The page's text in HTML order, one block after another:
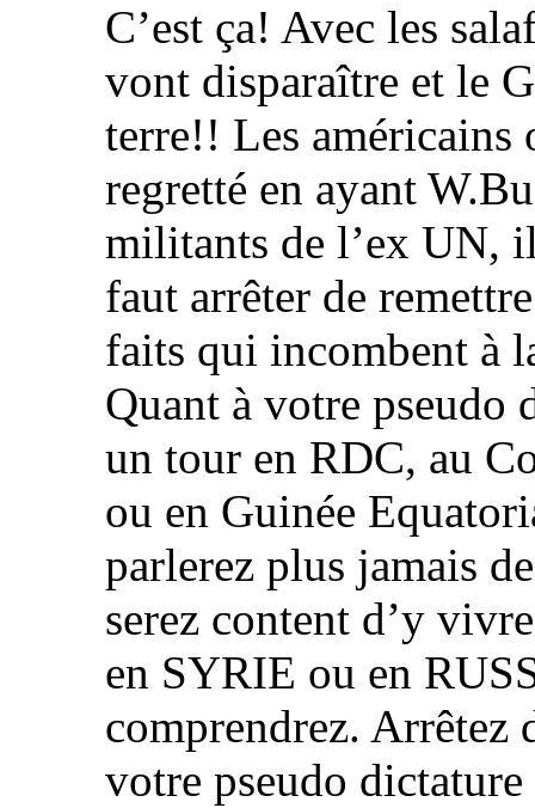
C’est ça! Avec les
vont disparaître et le
terre!! Les
regretté en ayant
militants de l’ex UN,
faut arrêter de
faits qui incombent à
Quant à votre pseudo
un tour en RDC, au
ou en Guinée
parlerez plus jamais
serez content d’y
en SYRIE ou en
comprendrez. Arrêtez
votre pseudo